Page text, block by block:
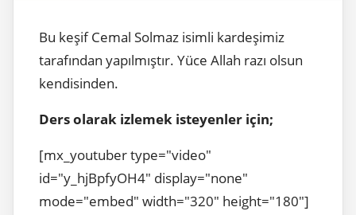
Bu keşif Cemal Solmaz isimli kardeşimiz
tarafından yapılmıştır. Yüce Allah razı olsun
kendisinden.
Ders olarak izlemek isteyenler için;
[mx_youtuber type="video"
id="y_hjBpfyOH4" display="none"
mode="embed" width="320" height="180"]